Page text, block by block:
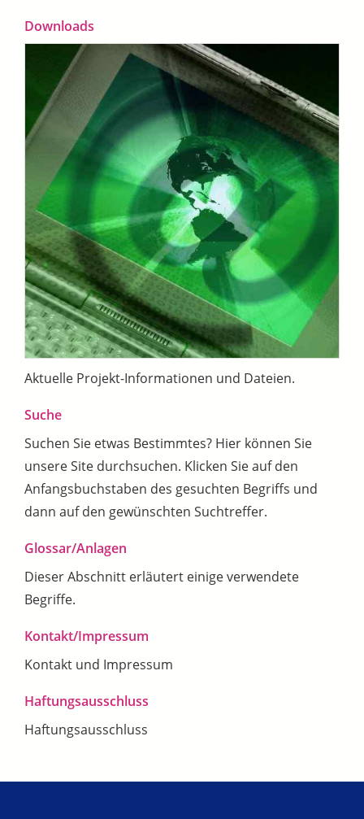
Downloads
Aktuelle Projekt-Informationen und Dateien.
Suche
Suchen Sie etwas Bestimmtes? Hier können Sie
unsere Site durchsuchen. Klicken Sie auf den
Anfangsbuchstaben des gesuchten Begriffs und
dann auf den gewünschten Suchtreffer.
Glossar/Anlagen
Dieser Abschnitt erläutert einige verwendete
Begriffe.
Kontakt/Impressum
Kontakt und Impressum
Haftungsausschluss
Haftungsausschluss